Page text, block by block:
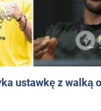
ustawkę z walką